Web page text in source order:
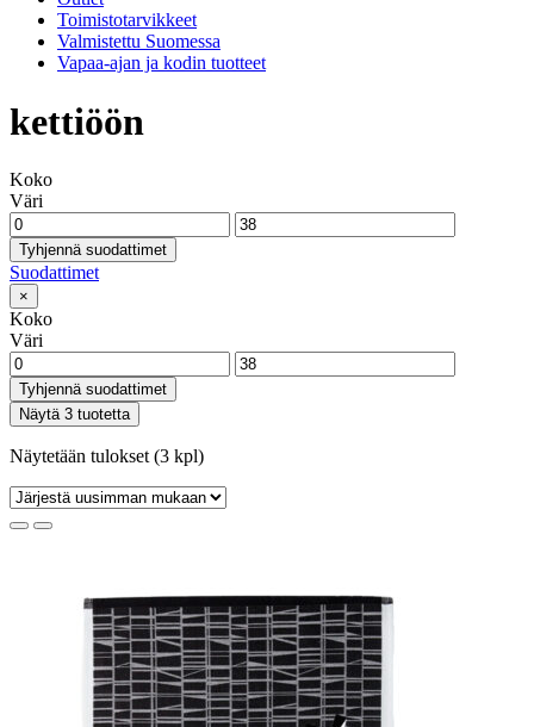
Toimistotarvikkeet
Valmistettu Suomessa
Vapaa-ajan ja kodin tuotteet
kettiöön
Koko
Väri
Tyhjennä suodattimet
Suodattimet
×
Koko
Väri
Tyhjennä suodattimet
Näytä 3 tuotetta
Näytetään tulokset (3 kpl)